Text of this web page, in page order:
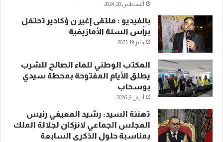
أغسطس 20, 2024
بالفيديو : ملتقى إغير ن ؤكادير تحتفل
برأس السنة الأمازيغية
يناير 19, 2023
المكتب الوطني للماء الصالح للشرب
يطلق الأيام المفتوحة بمحطة سيدي
بوسحاب
أبريل 9, 2026
تهنئة السيد: رشيد المعيفي رئيس
المجلس الجماعي لانزكان لجلالة الملك
بمناسبة حلول الذكرى السابعة